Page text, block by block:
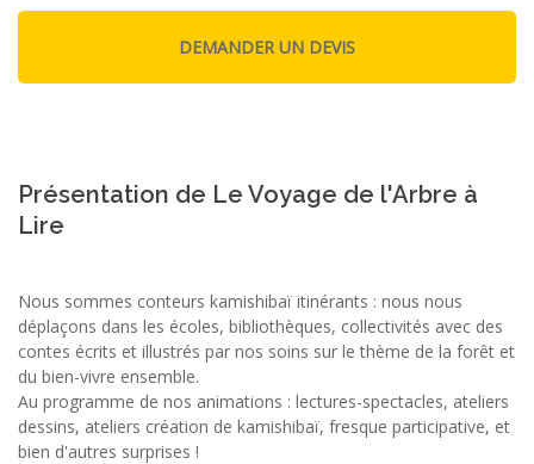
Présentation de Le Voyage de l'Arbre à
Lire
Nous sommes conteurs kamishibaï itinérants : nous nous
déplaçons dans les écoles, bibliothèques, collectivités avec des
contes écrits et illustrés par nos soins sur le thème de la forêt et
du bien-vivre ensemble.
Au programme de nos animations : lectures-spectacles, ateliers
dessins, ateliers création de kamishibaï, fresque participative, et
bien d'autres surprises !